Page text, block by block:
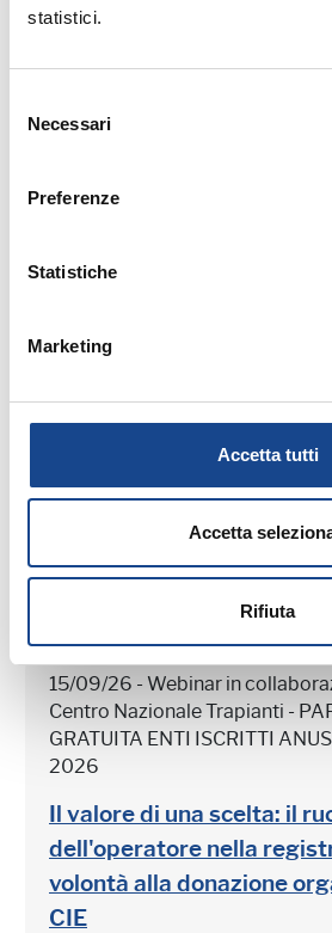
statistici.
delNecessari
Preferenze
Statistiche
Marketing
Accetta tutti
Accetta
Rifiuta
Prossimi webinar in
15/09/26 - Webinar in
Centro Nazionale Trapianti -
GRATUITA ENTI ISCRITTI
2026
Il valore di una scelta: il
dell'operatore nella
volontà alla donazione
CIE